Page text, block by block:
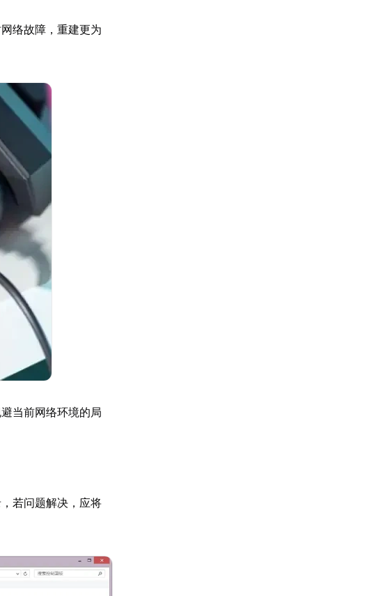
络故障，重建更为
当前网络环境的局
若问题解决，应将